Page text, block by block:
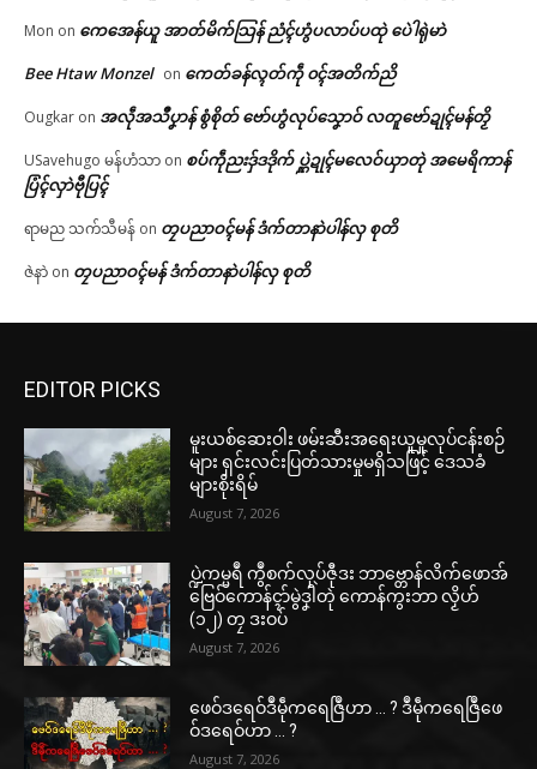
Mon on ကေအေန်ယူ အာတ်မိက်သြန် ညံၚ်ဟွံပလာပ်ပထုဲ ပေဲါရုဲမာဲ
Bee Htaw Monzel on ကေတ်ခန်လ္ၚတ်ကဵု ၀ၚ်အတိက်ညိ
Ougkar on အလဵုအသဳပၞာန် စွံစိုတ် ဗော်ဟွံလုပ်သၞောဝ် လတူဗော်ဍုၚ်မန်တၟိ
USavehugo မန်ဟံသာ on စပ်ကဵုညးဒှ်ဒဒိုက် ပ္ဋဲဍုၚ်မလေဝ်ယှာတုဲ အမေရိကာန်
ပြံၚ်လှာဲဗီုပြၚ်
ရာမည သက်သီမန် on တၠပညာဝၚ်မန် ဒံက်တာနာဲပါန်လှ စုတိ
ဇဲနာဲ on တၠပညာဝၚ်မန် ဒံက်တာနာဲပါန်လှ စုတိ
EDITOR PICKS
မူးယစ်ဆေးဝါး ဖမ်းဆီးအရေးယူမှုလုပ်ငန်းစဉ်
များ ရှင်းလင်းပြတ်သားမှုမရှိသဖြင့် ဒေသခံ
များစိုးရိမ်
August 7, 2026
ပ္ဍဲကမ္မရဳ ကွဳစက်လုပ်ဇီုဒး ဘာဗ္တောန်လိက်ဖောအ်
ဗြေဝ်ကောန်ၚာ်မွဲဒၞါဲတုဲ ကောန်ကွးဘာ လၟိဟ်
(၁၂) တၠ ဒးဝပ်
August 7, 2026
ဖေဝ်ဒရေဝ်ဒဳမဵုကရေဇြဳဟာ … ? ဒဳမဵုကရေဇြဳဖေ
ဝ်ဒရေဝ်ဟာ … ?
August 7, 2026